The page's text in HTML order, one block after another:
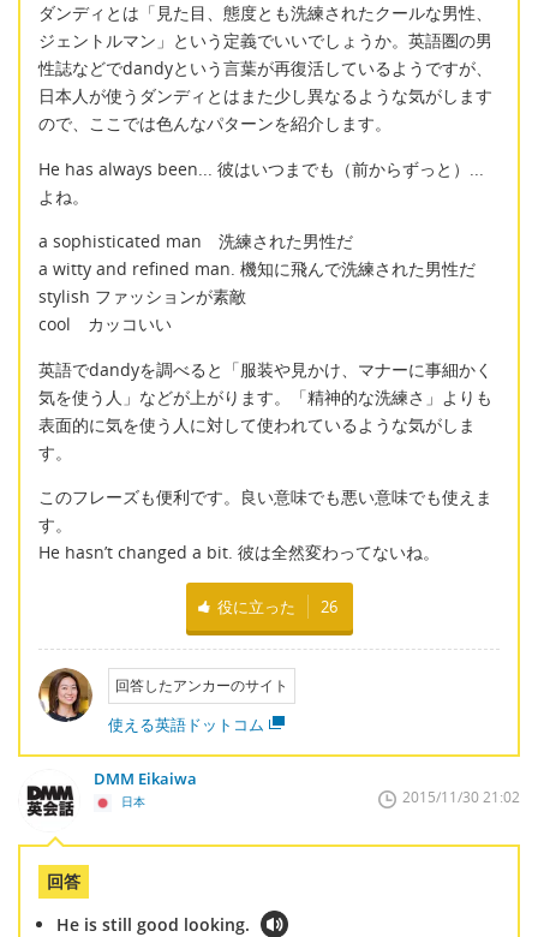
ダンディとは「見た目、態度とも洗練されたクールな男性、
ジェントルマン」という定義でいいでしょうか。英語圏の男
性誌などでdandyという言葉が再復活しているようですが、
日本人が使うダンディとはまた少し異なるような気がします
ので、ここでは色んなパターンを紹介します。
He has always been... 彼はいつまでも（前からずっと）...
よね。
a sophisticated man 洗練された男性だ
a witty and refined man. 機知に飛んで洗練された男性だ
stylish ファッションが素敵
cool カッコいい
英語でdandyを調べると「服装や見かけ、マナーに事細かく
気を使う人」などが上がります。「精神的な洗練さ」よりも
表面的に気を使う人に対して使われているような気がしま
す。
このフレーズも便利です。良い意味でも悪い意味でも使えま
す。
He hasn’t changed a bit. 彼は全然変わってないね。
役に立った 26
回答したアンカーのサイト
使える英語ドットコム
DMM Eikaiwa
日本 2015/11/30 21:02
回答
He is still good looking.